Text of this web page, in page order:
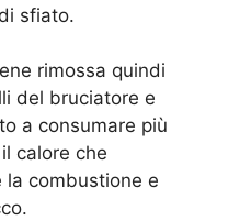
sfiato.
rimossa quindi
del bruciatore e
a consumare più
calore che
combustione e